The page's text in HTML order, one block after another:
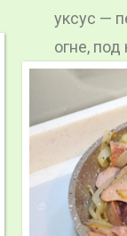
уксус —
огне,